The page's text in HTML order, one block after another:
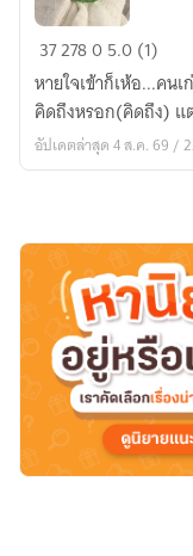
#คน
ไทย
เป็น
อะไร
กับ
(Omegaverse)
3727805.0 (1)
หายใจเข้าก็เห้อ...คน
คิดถึงหรอก(คิดถึง) แ
อัปเดตล่าสุด 4 ส.ค. 69 /